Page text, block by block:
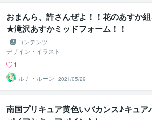
おまんら、許さんぜよ！！花のあすか
★滝沢あすかミッドフォーム！！
コンテンツ
デザイン・イラスト
1
ルナ・ルーン
2021/05/29
南国プリキュア黄色いバカンス♪キュア